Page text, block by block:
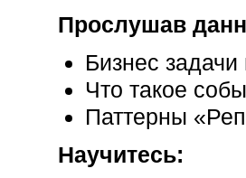
Прослушав
Бизнес
Что такое
Паттерны
Научитесь: